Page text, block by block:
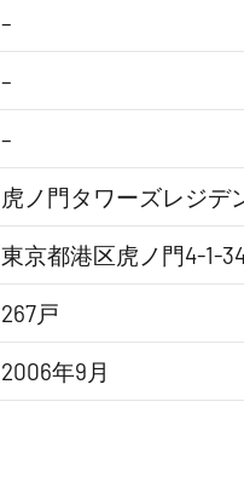
–
–
–
虎ノ門タワーズレジデ
東京都港区虎ノ門4-1-
267戸
2006年9月